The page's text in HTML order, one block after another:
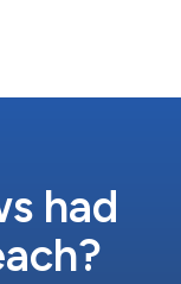
AI Agent
devient la
had